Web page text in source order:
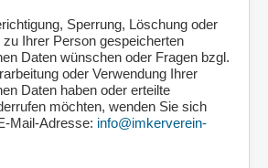
Sperrung, Löschung oder
Ihrer Person gespeicherten
Daten wünschen oder Fragen bzgl.
oder Verwendung Ihrer
Daten haben oder erteilte
möchten, wenden Sie sich
Mail-Adresse: info@imkerverein-